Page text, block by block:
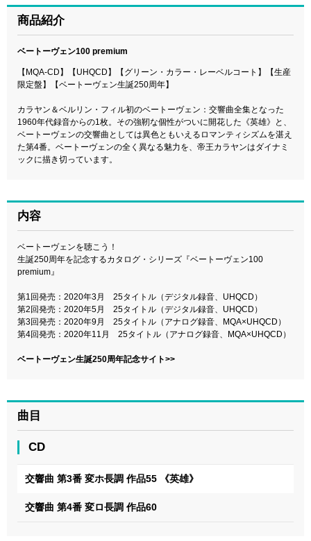
商品紹介
ベートーヴェン100 premium
【MQA-CD】【UHQCD】【グリーン・カラー・レーベルコート】【生産
限定盤】【ベートーヴェン生誕250周年】
カラヤン＆ベルリン・フィル初のベートーヴェン：交響曲全集となった
1960年代録音からの1枚。その強靭な個性がついに開花した《英雄》と、
ベートーヴェンの交響曲としては異色ともいえるロマンティシズムを湛え
た第4番。ベートーヴェンの全く異なる魅力を、帝王カラヤンはダイナミ
ックに描き切っています。
内容
ベートーヴェンを聴こう！
生誕250周年を記念するカタログ・シリーズ『ベートーヴェン100
premium』
第1回発売：2020年3月 25タイトル（デジタル録音、UHQCD）
第2回発売：2020年5月 25タイトル（デジタル録音、UHQCD）
第3回発売：2020年9月 25タイトル（アナログ録音、MQA×UHQCD）
第4回発売：2020年11月 25タイトル（アナログ録音、MQA×UHQCD）
ベートーヴェン生誕250周年記念サイト>>
曲目
CD
交響曲 第3番 変ホ長調 作品55 《英雄》
交響曲 第4番 変ロ長調 作品60